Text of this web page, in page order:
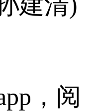
，阅